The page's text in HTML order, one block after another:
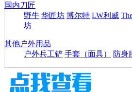
国内刀匠
野牛 华匠坊 博尔特 LW利威
坊
其他户外用品
户外兵工铲 手套（面具） 防身